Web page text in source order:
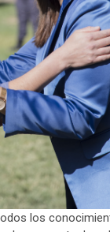
los